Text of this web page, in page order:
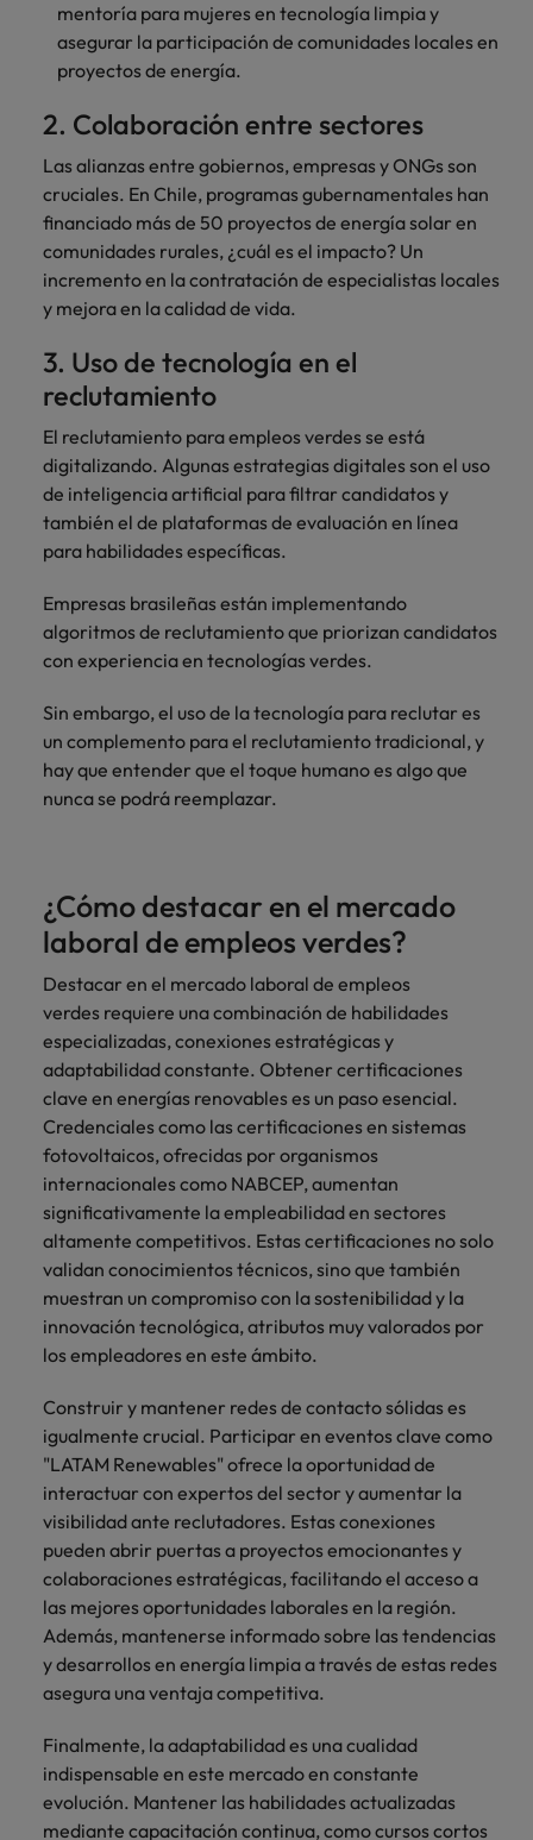
mentoría para mujeres en tecnología limpia y
asegurar la participación de comunidades locales en
proyectos de energía.
2. Colaboración entre sectores
Las alianzas entre gobiernos, empresas y ONGs son
cruciales. En Chile, programas gubernamentales han
financiado más de 50 proyectos de energía solar en
comunidades rurales, ¿cuál es el impacto? Un
incremento en la contratación de especialistas locales
y mejora en la calidad de vida.
3. Uso de tecnología en el
reclutamiento
El reclutamiento para empleos verdes se está
digitalizando. Algunas estrategias digitales son el uso
de inteligencia artificial para filtrar candidatos y
también el de plataformas de evaluación en línea
para habilidades específicas.
Empresas brasileñas están implementando
algoritmos de reclutamiento que priorizan candidatos
con experiencia en tecnologías verdes.
Sin embargo, el uso de la tecnología para reclutar es
un complemento para el reclutamiento tradicional, y
hay que entender que el toque humano es algo que
nunca se podrá reemplazar.
¿Cómo destacar en el mercado
laboral de empleos verdes?
Destacar en el mercado laboral de empleos
verdes requiere una combinación de habilidades
especializadas, conexiones estratégicas y
adaptabilidad constante. Obtener certificaciones
clave en energías renovables es un paso esencial.
Credenciales como las certificaciones en sistemas
fotovoltaicos, ofrecidas por organismos
internacionales como NABCEP, aumentan
significativamente la empleabilidad en sectores
altamente competitivos. Estas certificaciones no solo
validan conocimientos técnicos, sino que también
muestran un compromiso con la sostenibilidad y la
innovación tecnológica, atributos muy valorados por
los empleadores en este ámbito.
Construir y mantener redes de contacto sólidas es
igualmente crucial. Participar en eventos clave como
"LATAM Renewables" ofrece la oportunidad de
interactuar con expertos del sector y aumentar la
visibilidad ante reclutadores. Estas conexiones
pueden abrir puertas a proyectos emocionantes y
colaboraciones estratégicas, facilitando el acceso a
las mejores oportunidades laborales en la región.
Además, mantenerse informado sobre las tendencias
y desarrollos en energía limpia a través de estas redes
asegura una ventaja competitiva.
Finalmente, la adaptabilidad es una cualidad
indispensable en este mercado en constante
evolución. Mantener las habilidades actualizadas
mediante capacitación continua, como cursos cortos